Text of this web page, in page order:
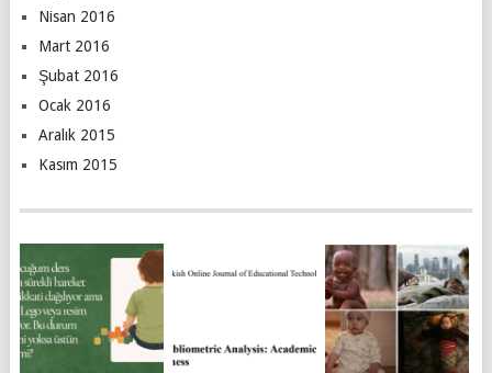
Nisan 2016
Mart 2016
Şubat 2016
Ocak 2016
Aralık 2015
Kasım 2015